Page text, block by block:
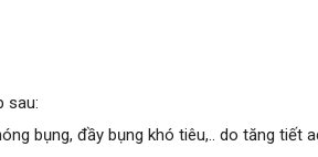
sau:
bụng, đầy bụng khó tiêu,.. do tăng tiết